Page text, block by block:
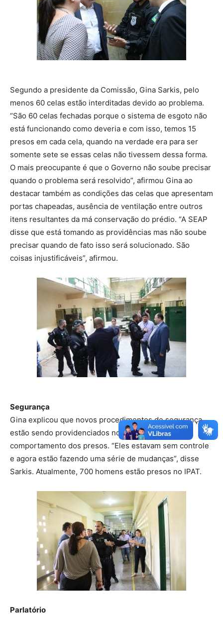
Segundo a presidente da Comissão, Gina Sarkis, pelo
menos 60 celas estão interditadas devido ao problema.
“São 60 celas fechadas porque o sistema de esgoto não
está funcionando como deveria e com isso, temos 15
presos em cada cela, quando na verdade era para ser
somente sete se essas celas não tivessem dessa forma.
O mais preocupante é que o Governo não soube precisar
quando o problema será resolvido”, afirmou Gina ao
destacar também as condições das celas que apresentam
portas chapeadas, ausência de ventilação entre outros
itens resultantes da má conservação do prédio. “A SEAP
disse que está tomando as providências mas não soube
precisar quando de fato isso será solucionado. São
coisas injustificáveis”, afirmou.
Segurança
Gina explicou que novos procedimentos de segurança
estão sendo providenciados no que se refere ao
comportamento dos presos. “Eles estavam sem controle
e agora estão fazendo uma série de mudanças”, disse
Sarkis. Atualmente, 700 homens estão presos no IPAT.
Parlatório